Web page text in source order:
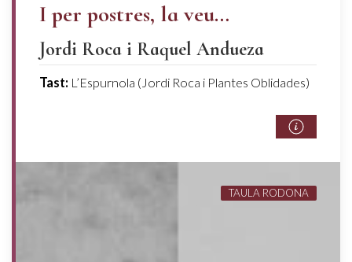
I per postres, la veu…
Jordi Roca i Raquel Andueza
Tast: L’Espurnola (Jordi Roca i Plantes Oblidades)
TAULA RODONA